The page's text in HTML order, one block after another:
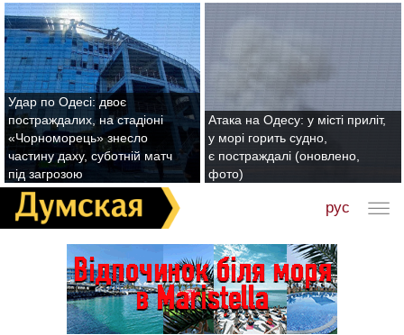
Удар по Одесі: двоє
постраждалих, на стадіоні
«Чорноморець» знесло
частину даху, суботній матч
під загрозою
Атака на Одесу: у місті приліт,
у морі горить судно,
є постраждалі (оновлено,
фото)
рус